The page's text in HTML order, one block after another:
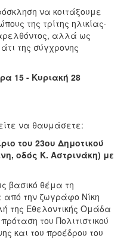
να κοιτάξουμε
της τρίτης ηλικίας·
αλλά ως
της σύγχρονης
15 - Κυριακή 28
να θαυμάσετε:
του 23ου Δημοτικού
οδός Κ. Αστρινάκη) με
βασικό θέμα τη
από την ζωγράφο Νίκη
της Εθελοντικής Ομάδα
του Πολιτιστικού
και του προέδρου του